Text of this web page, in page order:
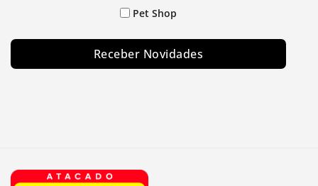
Pet Shop
Receber Novidades